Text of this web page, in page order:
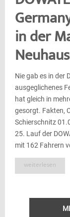
in der
Nie gab es in der
ausgeglichenes
hat gleich in
gesorgt. Fakten,
Schierschnitz
25. Lauf der
mit 162 Fahrern
weiterlesen